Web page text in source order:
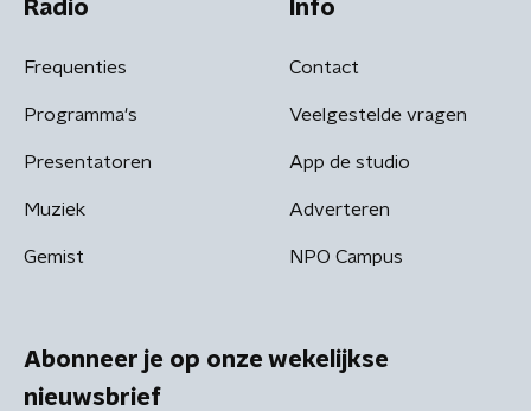
Radio
Frequenties
Programma's
Presentatoren
Muziek
Gemist
Info
Contact
Veelgestelde vragen
App de studio
Adverteren
NPO Campus
Abonneer je op onze wekelijkse
nieuwsbrief